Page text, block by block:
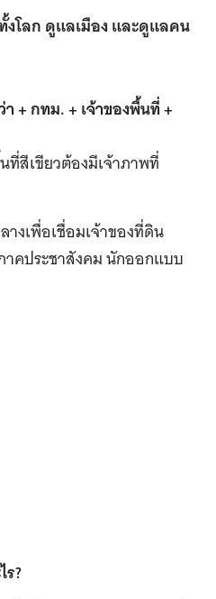
โลก ดูแลเมือง และดูแลคน
+ กทม. + เจ้าของพื้นที่ +
ที่สีเขียวต้องมีเจ้าภาพที่
งเพื่อเชื่อมเจ้าของที่ดิน
าคประชาสังคม นักออกแบบ
?